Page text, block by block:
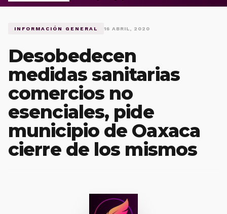
INFORMACIÓN GENERAL 16 ABRIL, 2020
Desobedecen
medidas sanitarias
comercios no
esenciales, pide
municipio de Oaxaca
cierre de los mismos